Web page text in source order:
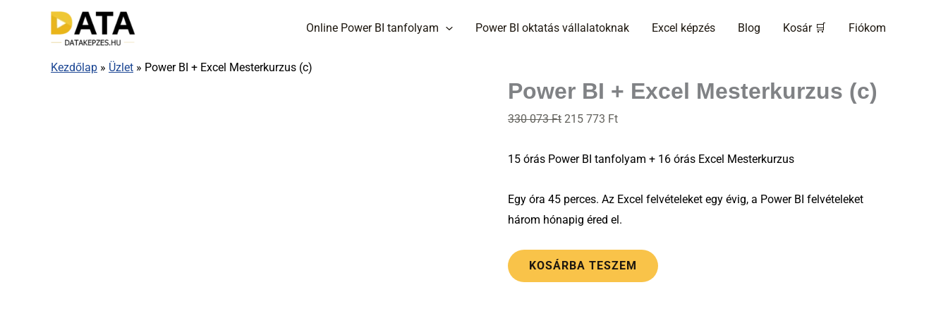
Online Power BI tanfolyam Power BI oktatás vállalatoknak Excel képzés Blog Kosár 🛒 Fiókom
Kezdőlap » Üzlet » Power BI + Excel Mesterkurzus (c)
Power BI + Excel Mesterkurzus (c)
330 073Ft
price
073 Ft.
215 773 Ft
price
773 Ft.
15 órás Power BI tanfolyam + 16 órás Excel Mesterkurzus
Egy óra 45 perces. Az Excel felvételeket egy évig, a Power BI felvételeket
három hónapig éred el.
BI
Mesterkurzus
(c)
KOSÁRBA TESZEM